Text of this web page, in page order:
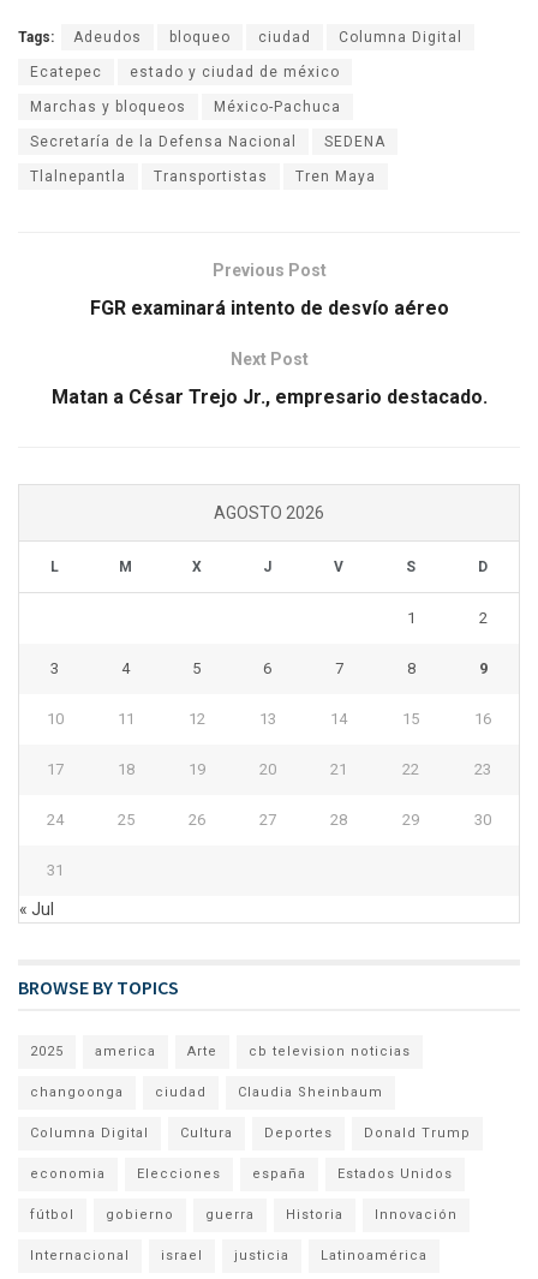
Tags: Adeudos bloqueo ciudad Columna Digital
Ecatepec estado y ciudad de méxico
Marchas y bloqueos México-Pachuca
Secretaría de la Defensa Nacional SEDENA
Tlalnepantla Transportistas Tren Maya
Previous Post
FGR examinará intento de desvío aéreo
Next Post
Matan a César Trejo Jr., empresario destacado.
AGOSTO 2026
L M X J V S D
1 2
3 4 5 6 7 8 9
10 11 12 13 14 15 16
17 18 19 20 21 22 23
24 25 26 27 28 29 30
31
« Jul
BROWSE BY TOPICS
2025 america Arte cb television noticias
changoonga ciudad Claudia Sheinbaum
Columna Digital Cultura Deportes Donald Trump
economia Elecciones españa Estados Unidos
fútbol gobierno guerra Historia Innovación
Internacional israel justicia Latinoamérica